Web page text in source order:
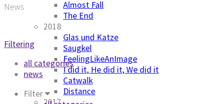
Almost Fall
The End
2018
Glas und Katze
Saugkel
FeelingLikeAnImage
I did it, He did it, We did it
Catwalk
Distance
2017
News
Filtering
all categories
news
Filter